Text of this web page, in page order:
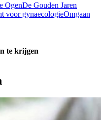
OgenDe Gouden Jaren
voor gynaecologieOmgaan
te krijgen